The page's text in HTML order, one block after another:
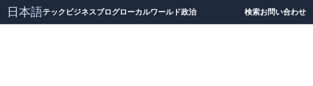
日本語テック ビジネスブログローカルワールド政治 検索お問い合わせ